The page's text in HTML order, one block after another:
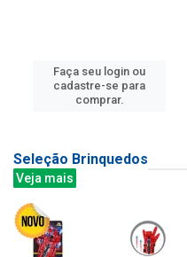
Faça seu login ou
cadastre-se para
comprar.
Seleção Brinquedos
Veja mais